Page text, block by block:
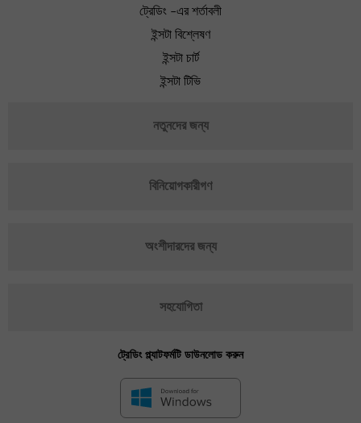
ট্রেডিং -এর শর্তাবলী
ইন্সটা বিশ্লেষণ
ইন্সটা চার্ট
ইন্সটা টিভি
নতুনদের জন্য
বিনিয়োগকারীগণ
অংশীদারদের জন্য
সহযোগিতা
ট্রেডিং প্ল্যাটফর্মটি ডাউনলোড করুন